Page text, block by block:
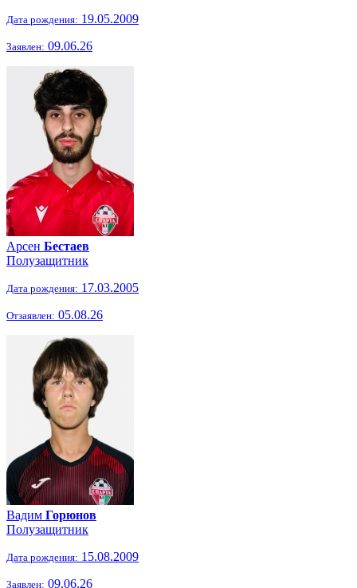
Дата рождения: 19.05.2009
Заявлен: 09.06.26
Арсен Бестаев
Полузащитник
Дата рождения: 17.03.2005
Отзаявлен: 05.08.26
Вадим Горюнов
Полузащитник
Дата рождения: 15.08.2009
Заявлен: 09.06.26